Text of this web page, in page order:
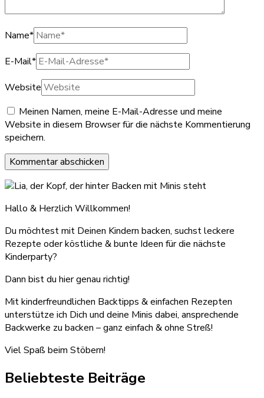
Name*
E-Mail*
Website
Meinen Namen, meine E-Mail-Adresse und meine
Website in diesem Browser für die nächste Kommentierung
speichern.
Hallo & Herzlich Willkommen!
Du möchtest mit Deinen Kindern backen, suchst leckere
Rezepte oder köstliche & bunte Ideen für die nächste
Kinderparty?
Dann bist du hier genau richtig!
Mit kinderfreundlichen Backtipps & einfachen Rezepten
unterstütze ich Dich und deine Minis dabei, ansprechende
Backwerke zu backen – ganz einfach & ohne Streß!
Viel Spaß beim Stöbern!
Beliebteste Beiträge